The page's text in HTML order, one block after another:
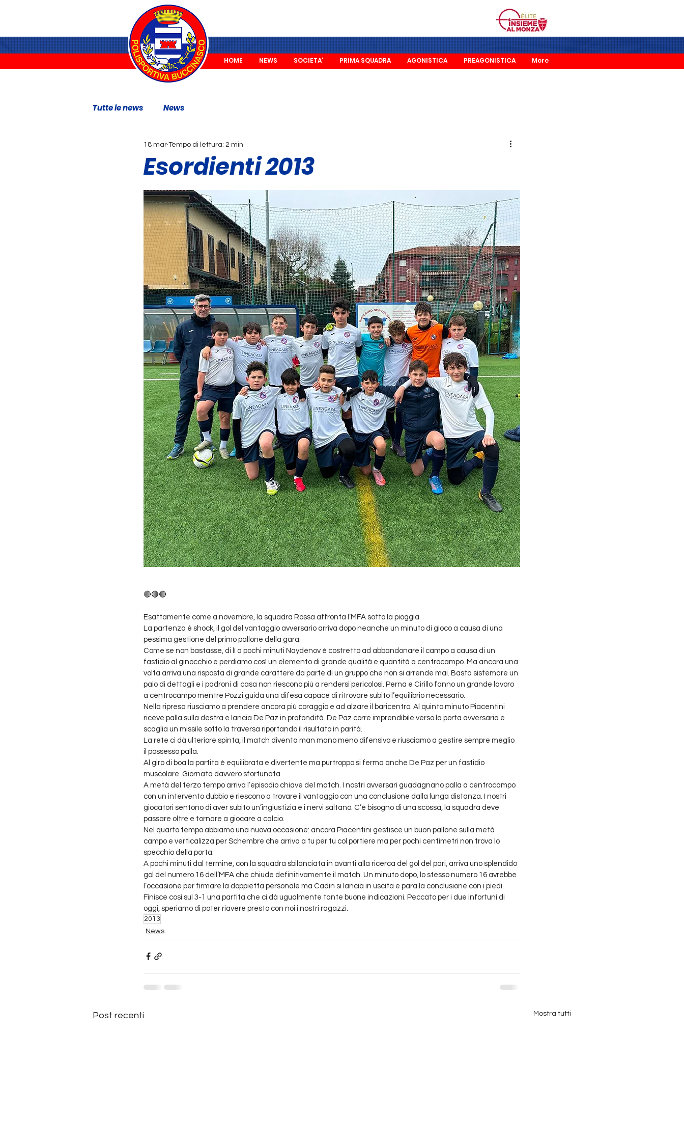
HOME NEWS SOCIETA' PRIMA SQUADRA AGONISTICA PREAGONISTICA More
Tutte le news News
Esordienti 2013
18 mar Tempo di lettura: 2 min
🔴🔴🔴
Esattamente come a novembre, la squadra Rossa affronta l’MFA sotto la pioggia.
La partenza è shock, il gol del vantaggio avversario arriva dopo neanche un minuto di gioco a causa di una
pessima gestione del primo pallone della gara.
Come se non bastasse, di lì a pochi minuti Naydenov è costretto ad abbandonare il campo a causa di un
fastidio al ginocchio e perdiamo così un elemento di grande qualità e quantità a centrocampo. Ma ancora una
volta arriva una risposta di grande carattere da parte di un gruppo che non si arrende mai. Basta sistemare un
paio di dettagli e i padroni di casa non riescono più a rendersi pericolosi. Perna e Cirillo fanno un grande lavoro
a centrocampo mentre Pozzi guida una difesa capace di ritrovare subito l’equilibrio necessario.
Nella ripresa riusciamo a prendere ancora più coraggio e ad alzare il baricentro. Al quinto minuto Piacentini
riceve palla sulla destra e lancia De Paz in profondità. De Paz corre imprendibile verso la porta avversaria e
scaglia un missile sotto la traversa riportando il risultato in parità.
La rete ci dà ulteriore spinta, il match diventa man mano meno difensivo e riusciamo a gestire sempre meglio
il possesso palla.
Al giro di boa la partita è equilibrata e divertente ma purtroppo si ferma anche De Paz per un fastidio
muscolare. Giornata davvero sfortunata.
A metà del terzo tempo arriva l’episodio chiave del match. I nostri avversari guadagnano palla a centrocampo
con un intervento dubbio e riescono a trovare il vantaggio con una conclusione dalla lunga distanza. I nostri
giocatori sentono di aver subito un’ingiustizia e i nervi saltano. C’è bisogno di una scossa, la squadra deve
passare oltre e tornare a giocare a calcio.
Nel quarto tempo abbiamo una nuova occasione: ancora Piacentini gestisce un buon pallone sulla metà
campo e verticalizza per Schembre che arriva a tu per tu col portiere ma per pochi centimetri non trova lo
specchio della porta.
A pochi minuti dal termine, con la squadra sbilanciata in avanti alla ricerca del gol del pari, arriva uno splendido
gol del numero 16 dell’MFA che chiude definitivamente il match. Un minuto dopo, lo stesso numero 16 avrebbe
l’occasione per firmare la doppietta personale ma Cadin si lancia in uscita e para la conclusione con i piedi.
Finisce così sul 3-1 una partita che ci dà ugualmente tante buone indicazioni. Peccato per i due infortuni di
oggi, speriamo di poter riavere presto con noi i nostri ragazzi.
2013
News
Post recenti Mostra tutti